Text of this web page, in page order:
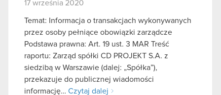
17 września 2020
Temat: Informacja o transakcjach wykonywanych
przez osoby pełniące obowiązki zarządcze
Podstawa prawna: Art. 19 ust. 3 MAR Treść
raportu: Zarząd spółki CD PROJEKT S.A. z
siedzibą w Warszawie (dalej: „Spółka”),
przekazuje do publicznej wiadomości
informację… Czytaj dalej